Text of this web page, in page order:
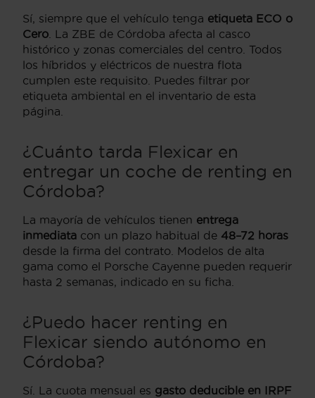
Sí, siempre que el vehículo tenga etiqueta ECO o
Cero . La ZBE de Córdoba afecta al casco
histórico y zonas comerciales del centro. Todos
los híbridos y eléctricos de nuestra flota
cumplen este requisito. Puedes filtrar por
etiqueta ambiental en el inventario de esta
página.
¿Cuánto tarda Flexicar en
entregar un coche de renting en
Córdoba?
La mayoría de vehículos tienen entrega
inmediata con un plazo habitual de 48–72 horas
desde la firma del contrato. Modelos de alta
gama como el Porsche Cayenne pueden requerir
hasta 2 semanas, indicado en su ficha.
¿Puedo hacer renting en
Flexicar siendo autónomo en
Córdoba?
Sí. La cuota mensual es gasto deducible en IRPF